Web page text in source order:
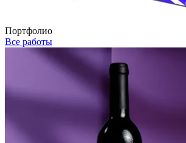
Портфолио
Все работы